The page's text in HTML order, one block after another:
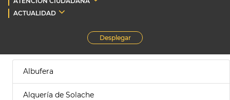
ACTUALIDAD
Desplegar
Albufera
Alquería de Solache